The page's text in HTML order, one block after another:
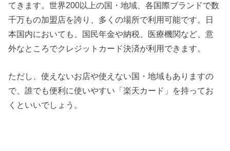
てきます。世界200以上の国・地域、各国際ブランドで数
千万もの加盟店を誇り、多くの場所で利用可能です。日
本国内においても、国民年金や納税、医療機関など、意
外なところでクレジットカード決済が利用できます。
ただし、使えないお店や使えない国・地域もありますの
で、誰でも便利に使いやすい「楽天カード」を持ってお
くといいでしょう。